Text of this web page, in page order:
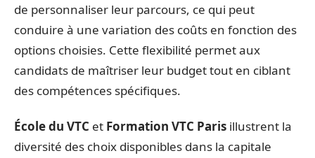
de personnaliser leur parcours, ce qui peut
conduire à une variation des coûts en fonction des
options choisies. Cette flexibilité permet aux
candidats de maîtriser leur budget tout en ciblant
des compétences spécifiques.
École du VTC et Formation VTC Paris illustrent la
diversité des choix disponibles dans la capitale